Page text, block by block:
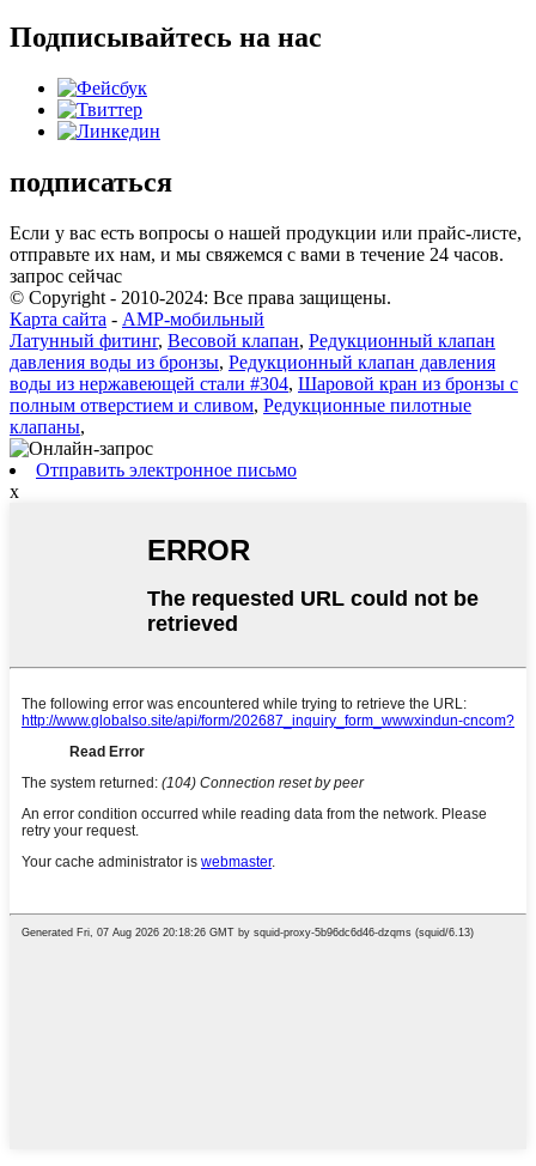
Подписывайтесь на нас
подписаться
Если у вас есть вопросы о нашей продукции или прайс-листе,
отправьте их нам, и мы свяжемся с вами в течение 24 часов.
запрос сейчас
© Copyright - 2010-2024: Все права защищены.
Карта сайта - AMP-мобильный
Латунный фитинг, Весовой клапан, Редукционный клапан
давления воды из бронзы, Редукционный клапан давления
воды из нержавеющей стали #304, Шаровой кран из бронзы с
полным отверстием и сливом, Редукционные пилотные
клапаны,
Отправить электронное письмо
x